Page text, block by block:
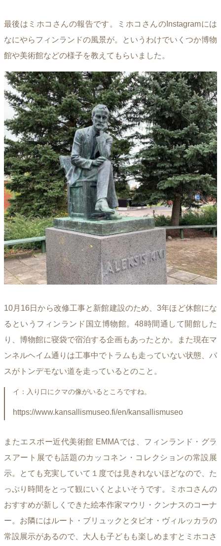
最後はミホコさんの報告です。ミホコさんのInstagramには
なにやらフィンランドの風景が。というわけでいくつか博物
館や美術館などの様子を教えてもらいました。
10月16日から改修工事と新館建設のため、3年ほど休館にな
るというフィンランド国立博物館。48時間通して開館した
り、博物館に寝袋で宿泊する企画もあったとか。また現在マ
ンネルヘイム通りは工事中でトラムも走っていない状態、バ
スがトンデモない道を走っているとのこと。
イ：入り口にクマの像がいるところですね。
https://www.kansallismuseo.fi/en/kansallismuseo
またエスポー近代美術館 EMMAでは、フィンランド・グラ
スアート展でも話題のカッコネン・コレクションの常設展
示。とても充実していて１度では見きれないほどなので、た
っぷり時間をとって観にいくとよいそうです。ミホコさんの
おすすめが新しくできた絵本作家マウリ・クンナスのコーナ
ー。お隣にはルート・ブリュックとタピオ・ヴィルッカラの
常設展示があるので、大人も子どもも楽しめますとミホコさ